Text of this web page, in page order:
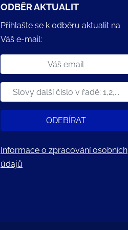
ODBĚR AKTUALIT
Přihlašte se k odběru aktualit na
Váš e-mail:
ODEBÍRAT
Informace o zpracování osobních
údajů